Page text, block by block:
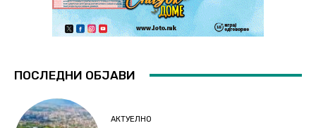
ПОСЛЕДНИ ОБЈАВИ
АКТУЕЛНО